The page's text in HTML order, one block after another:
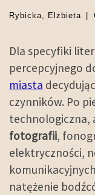
Rybicka, Elżbieta
Dla specyfiki
percepcyjnego
miasta
czynników. Po
technologiczna,
fotografii,
elektryczności,
natężenie